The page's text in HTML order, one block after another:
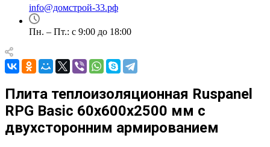
info@домстрой-33.рф
Пн. – Пт.: с 9:00 до 18:00
Плита теплоизоляционная Ruspanel
RPG Basic 60х600х2500 мм с
двухсторонним армированием